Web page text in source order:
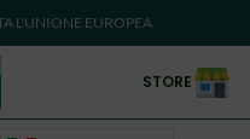
L'UNIONE EUROPEA
STORE